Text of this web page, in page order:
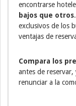
encontrarse
bajos que otros
exclusivos de los
ventajas de
Compara los
antes de
renunciar a la